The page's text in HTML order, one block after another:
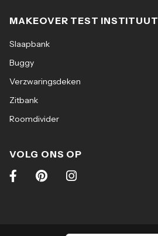
MAKEOVER TEST INSTITUUT
Slaapbank
Buggy
Verzwaringsdeken
Zitbank
Roomdivider
VOLG ONS OP